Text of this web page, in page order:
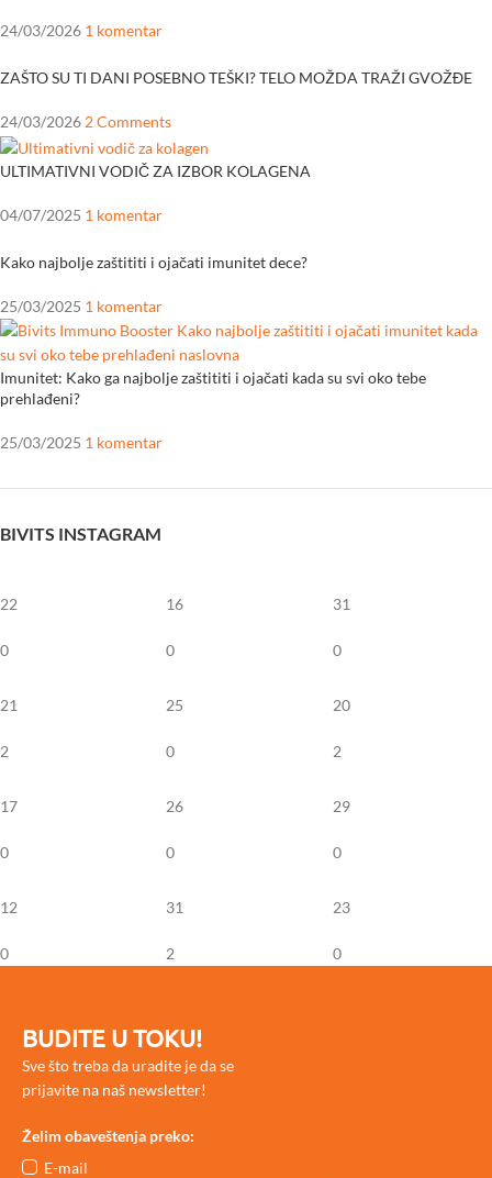
24/03/2026 1 komentar
ZAŠTO SU TI DANI POSEBNO TEŠKI? TELO MOŽDA TRAŽI GVOŽĐE
24/03/2026 2 Comments
ULTIMATIVNI VODIČ ZA IZBOR KOLAGENA
04/07/2025 1 komentar
Kako najbolje zaštititi i ojačati imunitet dece?
25/03/2025 1 komentar
Imunitet: Kako ga najbolje zaštititi i ojačati kada su svi oko tebe
prehlađeni?
25/03/2025 1 komentar
BIVITS INSTAGRAM
22
0
16
0
31
0
21
2
25
0
20
2
17
0
26
0
29
0
12
0
31
2
23
0
BUDITE U TOKU!
Sve što treba da uradite je da se
prijavite na naš newsletter!
Želim obaveštenja preko:
E-mail